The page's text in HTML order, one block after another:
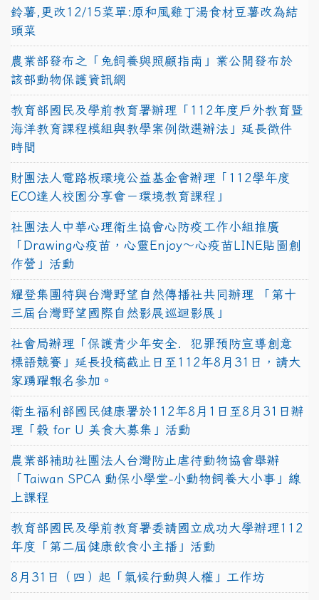
鈴薯,更改12/15菜單:原和風雞丁湯食材豆薯改為結
頭菜
農業部發布之「兔飼養與照顧指南」業公開發布於
該部動物保護資訊網
教育部國民及學前教育署辦理「112年度戶外教育暨
海洋教育課程模組與教學案例徵選辦法」延長徵件
時間
財團法人電路板環境公益基金會辦理「112學年度
ECO達人校園分享會－環境教育課程」
社團法人中華心理衛生協會心防疫工作小組推廣
「Drawing心疫苗，心靈Enjoy〜心疫苗LINE貼圖創
作營」活動
耀登集團特與台灣野望自然傳播社共同辦理 「第十
三屆台灣野望國際自然影展巡迴影展」
社會局辦理「保護青少年安全．犯罪預防宣導創意
標語競賽」延長投稿截止日至112年8月31日，請大
家踴躍報名參加。
衛生福利部國民健康署於112年8月1日至8月31日辦
理「穀 for U 美食大募集」活動
農業部補助社團法人台灣防止虐待動物協會舉辦
「Taiwan SPCA 動保小學堂-小動物飼養大小事」線
上課程
教育部國民及學前教育署委請國立成功大學辦理112
年度「第二屆健康飲食小主播」活動
8月31日（四）起「氣候行動與人權」工作坊